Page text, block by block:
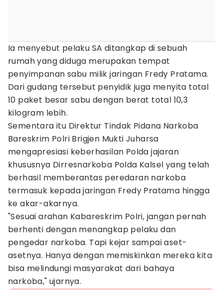
Ia menyebut pelaku SA ditangkap di sebuah
rumah yang diduga merupakan tempat
penyimpanan sabu milik jaringan Fredy Pratama.
Dari gudang tersebut penyidik juga menyita total
10 paket besar sabu dengan berat total 10,3
kilogram lebih.
Sementara itu Direktur Tindak Pidana Narkoba
Bareskrim Polri Brigjen Mukti Juharsa
mengapresiasi keberhasilan Polda jajaran
khususnya Dirresnarkoba Polda Kalsel yang telah
berhasil memberantas peredaran narkoba
termasuk kepada jaringan Fredy Pratama hingga
ke akar-akarnya.
"Sesuai arahan Kabareskrim Polri, jangan pernah
berhenti dengan menangkap pelaku dan
pengedar narkoba. Tapi kejar sampai aset-
asetnya. Hanya dengan memiskinkan mereka kita
bisa melindungi masyarakat dari bahaya
narkoba," ujarnya.